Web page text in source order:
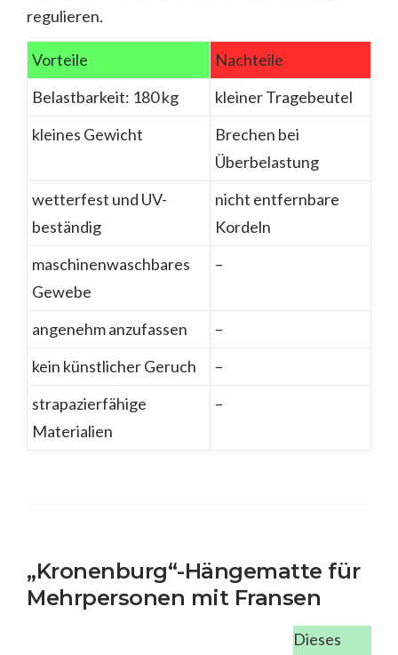
regulieren.
Vorteile
Nachteile
Belastbarkeit: 180 kg
kleiner Tragebeutel
kleines Gewicht
Brechen bei
Überbelastung
wetterfest und UV-
beständig
nicht entfernbare
Kordeln
maschinenwaschbares
Gewebe
–
angenehm anzufassen
–
kein künstlicher Geruch
–
strapazierfähige
Materialien
–
„Kronenburg“-Hängematte für
Mehrpersonen mit Fransen
Dieses